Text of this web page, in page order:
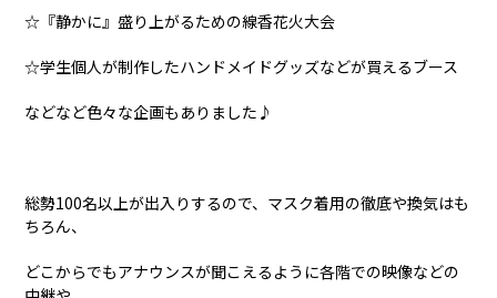
☆『静かに』盛り上がるための線香花火大会
☆学生個人が制作したハンドメイドグッズなどが買えるブース
などなど色々な企画もありました♪
総勢100名以上が出入りするので、マスク着用の徹底や換気はも
ちろん、
どこからでもアナウンスが聞こえるように各階での映像などの